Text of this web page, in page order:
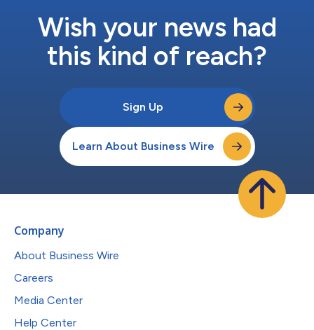
Wish your news had
this kind of reach?
Sign Up
Learn About Business Wire
Company
About Business Wire
Careers
Media Center
Help Center